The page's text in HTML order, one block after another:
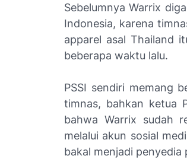
Sebelumnya Warrix
Indonesia, karena
apparel asal Thailand
beberapa waktu lalu.
PSSI sendiri memang
timnas, bahkan ketua
bahwa Warrix sudah
melalui akun sosial
bakal menjadi